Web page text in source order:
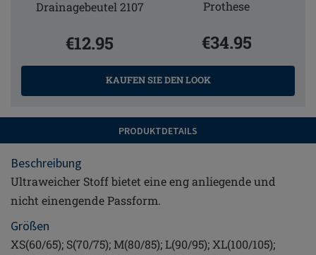
Drainagebeutel 2107
€12.95
Prothese
€34.95
KAUFEN SIE DEN LOOK
PRODUKTDETAILS
Beschreibung
Ultraweicher Stoff bietet eine eng anliegende und
nicht einengende Passform.
Größen
XS(60/65); S(70/75); M(80/85); L(90/95); XL(100/105);